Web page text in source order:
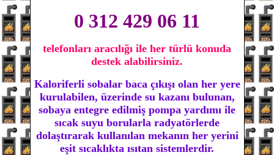
0 312 429 06 11
telefonları aracılığı ile her türlü konuda
destek alabilirsiniz.
Kaloriferli sobalar baca çıkışı olan her yere
kurulabilen, üzerinde su kazanı bulunan,
sobaya entegre edilmiş pompa yardımı ile
sıcak suyu borularla radyatörlerde
dolaştırarak kullanılan mekanın her yerini
eşit sıcaklıkta ısıtan sistemlerdir.